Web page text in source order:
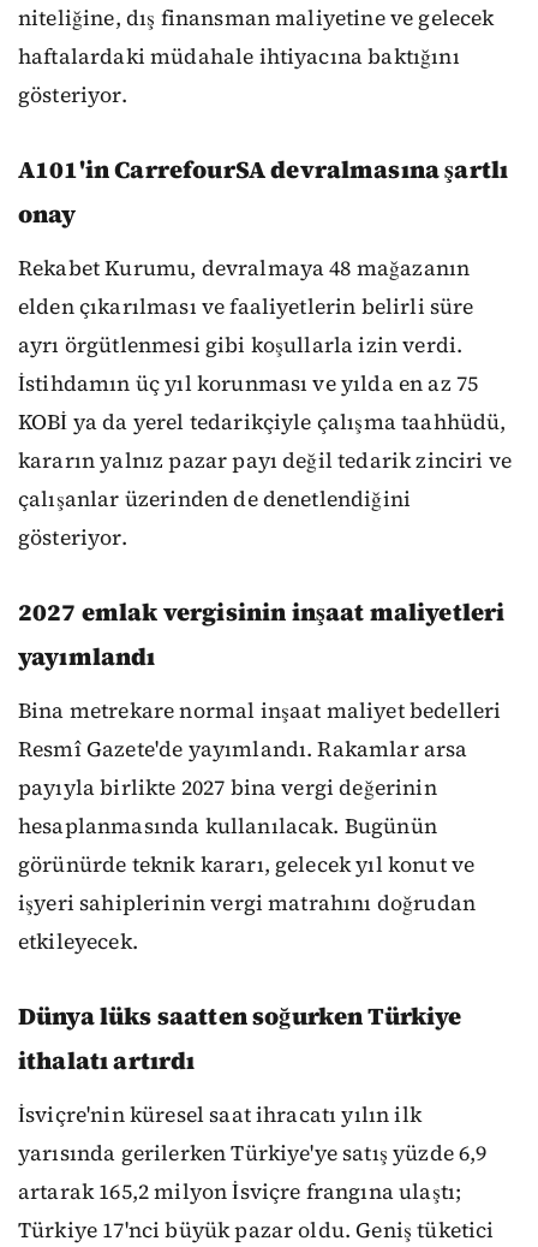
niteliğine, dış finansman maliyetine ve gelecek
haftalardaki müdahale ihtiyacına baktığını
gösteriyor.
A101'in CarrefourSA devralmasına şartlı
onay
Rekabet Kurumu, devralmaya 48 mağazanın
elden çıkarılması ve faaliyetlerin belirli süre
ayrı örgütlenmesi gibi koşullarla izin verdi.
İstihdamın üç yıl korunması ve yılda en az 75
KOBİ ya da yerel tedarikçiyle çalışma taahhüdü,
kararın yalnız pazar payı değil tedarik zinciri ve
çalışanlar üzerinden de denetlendiğini
gösteriyor.
2027 emlak vergisinin inşaat maliyetleri
yayımlandı
Bina metrekare normal inşaat maliyet bedelleri
Resmî Gazete'de yayımlandı. Rakamlar arsa
payıyla birlikte 2027 bina vergi değerinin
hesaplanmasında kullanılacak. Bugünün
görünürde teknik kararı, gelecek yıl konut ve
işyeri sahiplerinin vergi matrahını doğrudan
etkileyecek.
Dünya lüks saatten soğurken Türkiye
ithalatı artırdı
İsviçre'nin küresel saat ihracatı yılın ilk
yarısında gerilerken Türkiye'ye satış yüzde 6,9
artarak 165,2 milyon İsviçre frangına ulaştı;
Türkiye 17'nci büyük pazar oldu. Geniş tüketici